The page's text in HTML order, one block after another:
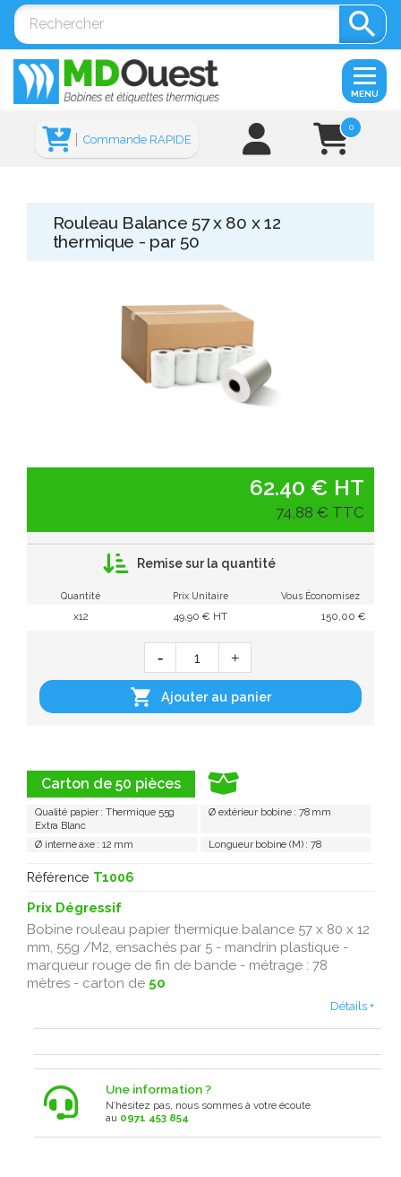

0
Commande RAPIDE
MENU
Rouleau Balance 57 x 80 x 12
thermique - par 50
Carton de 50 pièces
Qualité papier : Thermique 55g
Extra Blanc
Ø extérieur bobine : 78 mm
Ø interne axe : 12 mm Longueur bobine (M) : 78
Référence T1006
Prix Dégressif
Bobine rouleau papier thermique balance 57 x 80 x 12
mm, 55g /M2, ensachés par 5 - mandrin plastique -
marqueur rouge de fin de bande - métrage : 78
mètres - carton de 50
Détails +
Une information ?
N’hésitez pas, nous sommes à votre écoute
au 0971 453 854
62.40 € HT
74,88 € TTC
Remise sur la quantité
Quantité Prix Unitaire Vous Économisez
x12 49,90 € HT 150,00 €
 Ajouter au panier